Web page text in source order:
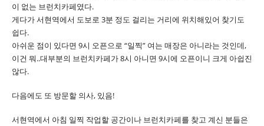
이 없는 브런치카페였다.
게다가 서현역에서 도보로 3분 정도 걸리는 거리에 위치해있어 찾기도
쉽다.
아쉬운 점이 있다면 9시 오픈으로 “일찍” 여는 매장은 아니라는 것인데,
이건 뭐..대부분의 브런치카페가 8시 아니면 9시에 오픈이니 크게 아쉽진
않다.
다음에도 또 방문할 의사, 있음!
서현역에서 아침 일찍 작업할 공간이나 브런치카페를 찾고 계신 분들은